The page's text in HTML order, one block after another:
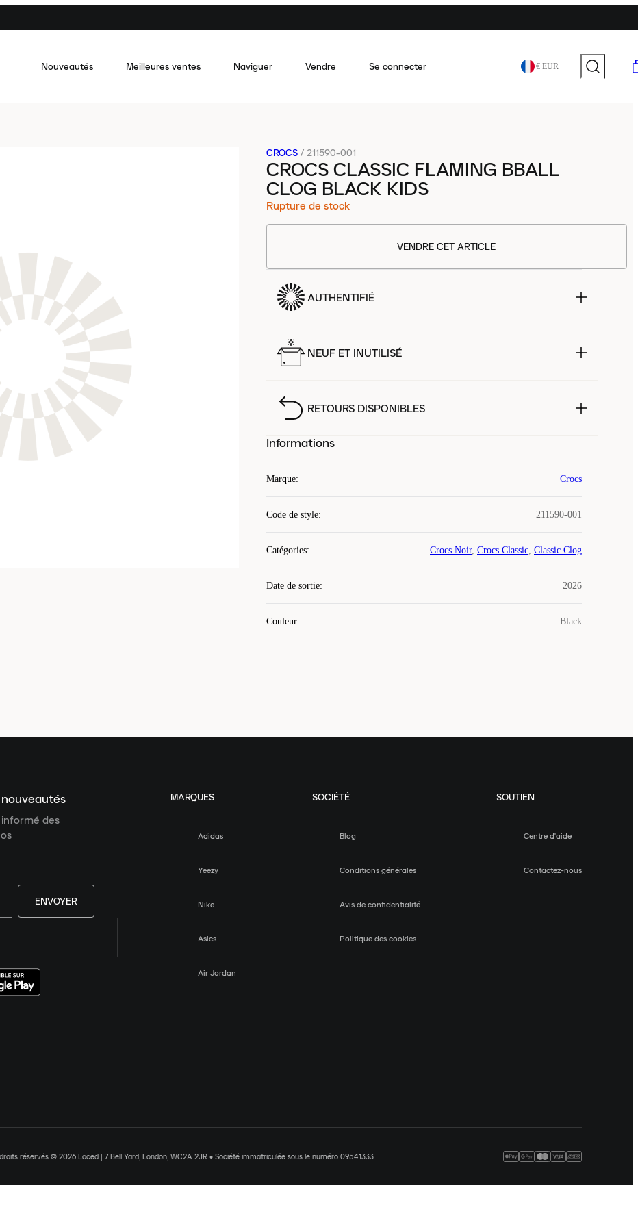
Nouveautés Meilleures ventes Naviguer Vendre Se connecter € EUR
CROCS / 211590-001
CROCS CLASSIC FLAMING BBALL
CLOG BLACK KIDS
Rupture de stock
VENDRE CET ARTICLE
AUTHENTIFIÉ
NEUF ET INUTILISÉ
RETOURS DISPONIBLES
Informations
Marque: Crocs
Code de style: 211590-001
Catégories: Crocs Noir, Crocs Classic, Classic Clog
Date de sortie: 2026
Couleur: Black
des
ENVOYER
MARQUES
Adidas
Yeezy
Nike
Asics
Air Jordan
SOCIÉTÉ
Blog
Conditions générales
Avis de confidentialité
Politique des cookies
SOUTIEN
Centre d'aide
Contactez-nous
réservés © 2026 Laced | 7 Bell Yard, London, WC2A 2JR • Société immatriculée sous le numéro 09541333